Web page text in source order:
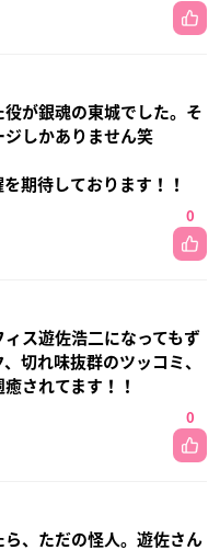
が銀魂の東城でした。そ
ジしかありません笑
期待しております！！
0
ス遊佐浩二になってもず
切れ味抜群のツッコミ、
されてます！！
0
、ただの怪人。遊佐さん